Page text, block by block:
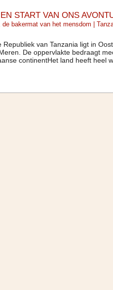
START VAN ONS
de bakermat van het mensdom
Republiek van Tanzania ligt in
De oppervlakte bedraagt
continentHet land heeft heel